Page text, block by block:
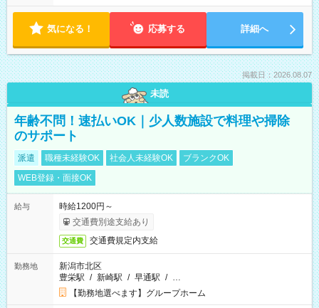
気になる！ 応募する 詳細へ
掲載日：2026.08.07
未読
年齢不問！速払いOK｜少人数施設で料理や掃除
のサポート
派遣 職種未経験OK 社会人未経験OK
ブランクOK
WEB登録・面接OK
給与
時給1200円～
交通費別途支給あり
交通費 交通費規定内支給
勤務地
新潟市北区
豊栄駅 / 新崎駅 / 早通駅 / …
【勤務地選べます】グループホーム